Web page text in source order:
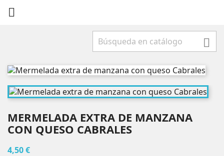


MERMELADA EXTRA DE MANZANA
CON QUESO CABRALES
4,50 €